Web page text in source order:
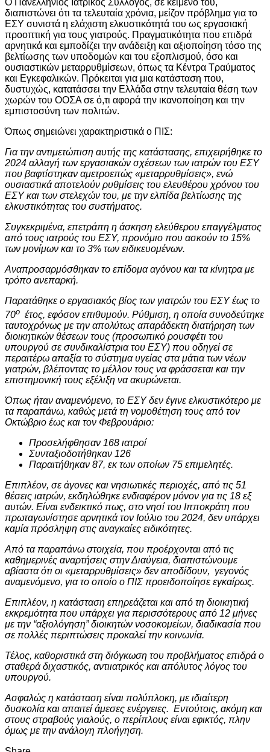
Ο Πανελλήνιος Ιατρικός Σύλλογος, σε κείμενό του,
διαπιστώνει ότι τα τελευταία χρόνια, μείζον πρόβλημα για το
ΕΣΥ συνιστά η ελάχιστη ελκυστικότητά του ως εργασιακή
προοπτική για τους γιατρούς. Πραγματικότητα που επιδρά
αρνητικά και εμποδίζει την ανάδειξη και αξιοποίηση τόσο της
βελτίωσης των υποδομών και του εξοπλισμού, όσο και
ουσιαστικών μεταρρυθμίσεων, όπως τα Κέντρα Τραύματος
και Εγκεφαλικών. Πρόκειται για μια κατάσταση που,
δυστυχώς, κατατάσσει την Ελλάδα στην τελευταία θέση των
χωρών του ΟΟΣΑ σε ό,τι αφορά την ικανοποίηση και την
εμπιστοσύνη των πολιτών.
Όπως σημειώνει χαρακτηριστικά ο ΠΙΣ:
Για την αντιμετώπιση αυτής της κατάστασης, επιχειρήθηκε το
2024 αλλαγή των εργασιακών σχέσεων των ιατρών του ΕΣΥ
που βαφτίστηκαν αμετροεπώς «μεταρρυθμίσεις», ενώ
ουσιαστικά αποτελούν ρυθμίσεις του ελευθέρου χρόνου του
ΕΣΥ και των στελεχών του, με την ελπίδα βελτίωσης της
ελκυστικότητας του συστήματος.
Συγκεκριμένα, επετράπη η άσκηση ελεύθερου επαγγέλματος
από τους ιατρούς του ΕΣΥ, προνόμιο που ασκούν το 15%
των μονίμων και το 3% των ειδικευομένων.
Αναπροσαρμόσθηκαν το επίδομα αγόνου και τα κίνητρα με
τρόπο ανεπαρκή.
Παρατάθηκε ο εργασιακός βίος των γιατρών του ΕΣΥ έως το
70ο έτος, εφόσον επιθυμούν. Ρύθμιση, η οποία συνοδεύτηκε
ταυτοχρόνως με την απολύτως απαράδεκτη διατήρηση των
διοικητικών θέσεων τους (προσωπικό ρουσφέτι του
υπουργού σε συνδικαλίστρια του ΕΣΥ) που οδηγεί σε
περαιτέρω απαξία το σύστημα υγείας στα μάτια των νέων
γιατρών, βλέποντας το μέλλον τους να φράσσεται και την
επιστημονική τους εξέλιξη να ακυρώνεται.
Όπως ήταν αναμενόμενο, το ΕΣΥ δεν έγινε ελκυστικότερο με
τα παραπάνω, καθώς μετά τη νομοθέτηση τους από τον
Οκτώβριο έως και τον Φεβρουάριο:
Προσελήφθησαν 168 ιατροί
Συνταξιοδοτήθηκαν 126
Παραιτήθηκαν 87, εκ των οποίων 75 επιμελητές.
Επιπλέον, σε άγονες και νησιωτικές περιοχές, από τις 51
θέσεις ιατρών, εκδηλώθηκε ενδιαφέρον μόνον για τις 18 εξ
αυτών. Είναι ενδεικτικό πως, στο νησί του Ιπποκράτη που
πρωταγωνίστησε αρνητικά τον Ιούλιο του 2024, δεν υπάρχει
καμία πρόσληψη στις αναγκαίες ειδικότητες.
Από τα παραπάνω στοιχεία, που προέρχονται από τις
καθημερινές αναρτήσεις στην Διαύγεια, διαπιστώνουμε
αβίαστα ότι οι «μεταρρυθμίσεις» δεν αποδίδουν, γεγονός
αναμενόμενο, για το οποίο ο ΠΙΣ προειδοποίησε εγκαίρως.
Επιπλέον, η κατάσταση επηρεάζεται και από τη διοικητική
εκκρεμότητα που υπάρχει για περισσότερους από 12 μήνες
με την “αξιολόγηση” διοικητών νοσοκομείων, διαδικασία που
σε πολλές περιπτώσεις προκαλεί την κοινωνία.
Τέλος, καθοριστικά στη διόγκωση του προβλήματος επιδρά ο
σταθερά διχαστικός, αντιιατρικός και απόλυτος λόγος του
υπουργού.
Ασφαλώς η κατάσταση είναι πολύπλοκη, με ιδιαίτερη
δυσκολία και απαιτεί άμεσες ενέργειες. Εντούτοις, ακόμη και
στους στραβούς γιαλούς, ο περίπλους είναι εφικτός, πλην
όμως με την ανάλογη πλοήγηση.